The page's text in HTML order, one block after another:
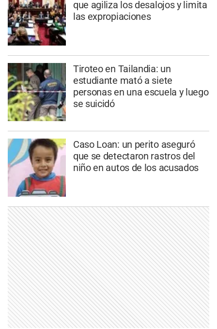
que agiliza los desalojos y limita
las expropiaciones
Tiroteo en Tailandia: un
estudiante mató a siete
personas en una escuela y luego
se suicidó
Caso Loan: un perito aseguró
que se detectaron rastros del
niño en autos de los acusados